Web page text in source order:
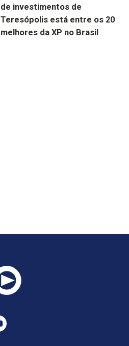
de investimentos de
Teresópolis está entre os 20
melhores da XP no Brasil